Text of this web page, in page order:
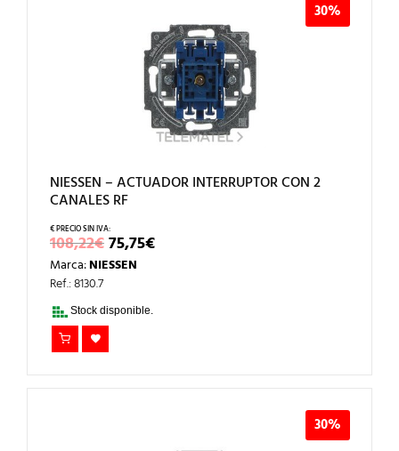
30%
NIESSEN – ACTUADOR INTERRUPTOR CON 2
CANALES RF
108,22€EL
PRECIO
ORIGINAL
108,22€.
75,75€EL
PRECIO
Marca:NIESSEN
Ref.: 8130.7
Stock disponible.
30%